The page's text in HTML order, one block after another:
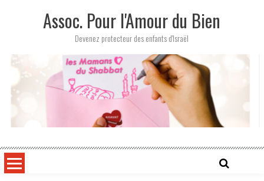
Assoc. Pour l'Amour du Bien
Devenez protecteur des enfants d'Israël